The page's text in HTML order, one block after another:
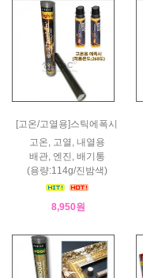
[고온/고열용]스틱에폭시
고온, 고열, 내열용
배관, 엔진, 배기통
(용량:114g/진밤색)
8,950원